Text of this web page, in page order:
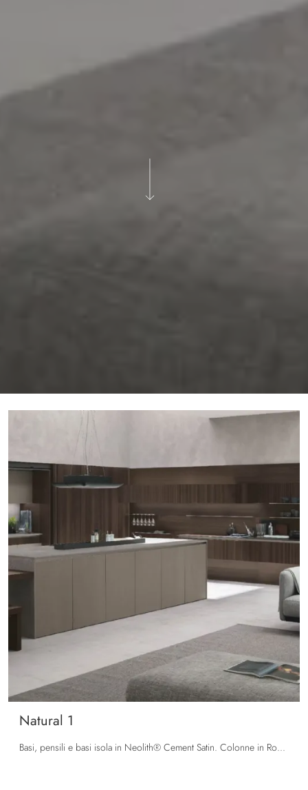
Natural 1
Basi, pensili e basi isola in Neolith® Cement Satin. Colonne in Rovere Termocotto liscio.